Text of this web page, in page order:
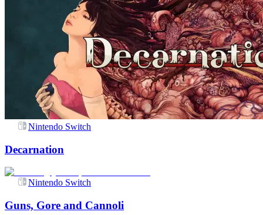
Nintendo Switch
Decarnation
Nintendo Switch
Guns, Gore and Cannoli